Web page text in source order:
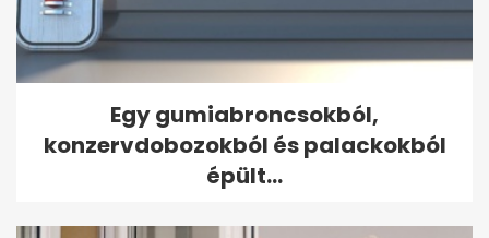
Egy gumiabroncsokból,
konzervdobozokból és palackokból
épült...